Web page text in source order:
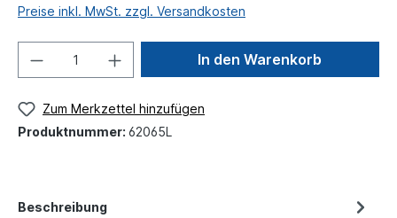
Preise inkl. MwSt. zzgl. Versandkosten
In den Warenkorb
Zum Merkzettel hinzufügen
Produktnummer: 62065L
Beschreibung